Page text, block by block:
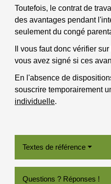
Toutefois, le contrat de
des avantages pendant
seulement du congé
Il vous faut donc vérifier
vous avez signé si ces
En l'absence de
souscrire temporairement
individuelle.
Textes de référence
Questions ? Réponses !